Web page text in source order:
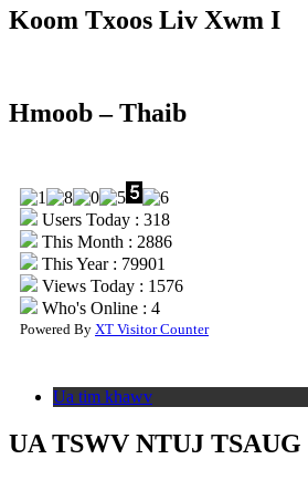
Koom Txoos Liv Xwm I
Hmoob – Thaib
Users Today : 318
This Month : 2886
This Year : 79901
Views Today : 1576
Who's Online : 4
Powered By XT Visitor Counter
Ua tim khawv
UA TSWV NTUJ TSAUG